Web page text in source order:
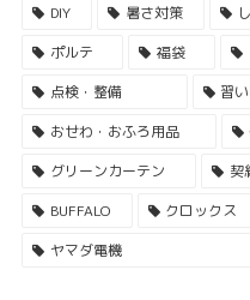
DIY
暑さ対策
ポルテ
福袋
点検・整備
習
おせわ・おふろ用品
グリーンカーテン
契
BUFFALO
クロックス
ヤマダ電機